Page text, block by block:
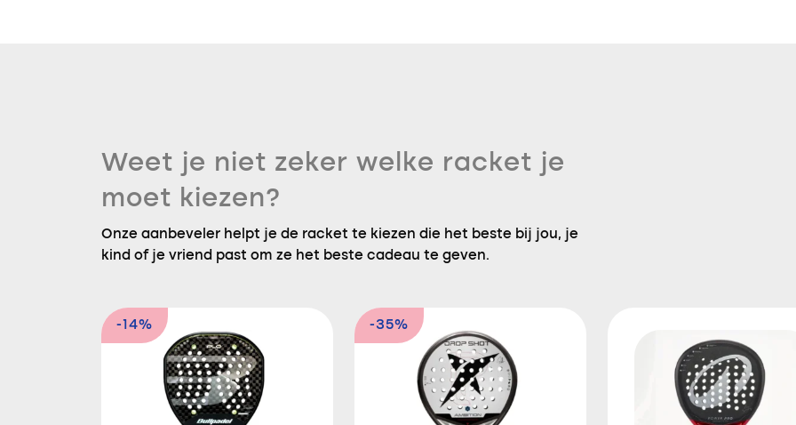
Weet je niet zeker welke racket je
moet kiezen?
Onze aanbeveler helpt je de racket te kiezen die het beste bij jou, je
kind of je vriend past om ze het beste cadeau te geven.
-14% -35%